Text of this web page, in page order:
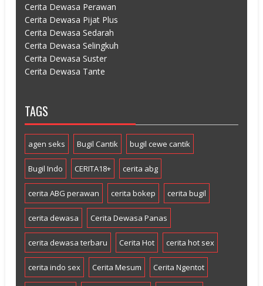
Cerita Dewasa Perawan
Cerita Dewasa Pijat Plus
Cerita Dewasa Sedarah
Cerita Dewasa Selingkuh
Cerita Dewasa Suster
Cerita Dewasa Tante
TAGS
agen seks Bugil Cantik bugil cewe cantik
Bugil Indo CERITA18+ cerita abg
cerita ABG perawan cerita bokep cerita bugil
cerita dewasa Cerita Dewasa Panas
cerita dewasa terbaru Cerita Hot cerita hot sex
cerita indo sex Cerita Mesum Cerita Ngentot